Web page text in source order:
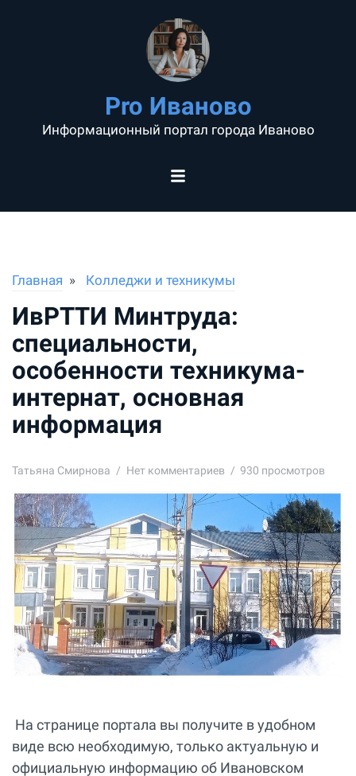
Pro Иваново
Информационный портал города Иваново
Главная Колледжи и техникумы
ИвРТТИ Минтруда:
специальности,
особенности техникума-
интернат, основная
информация
Татьяна Смирнова Нет комментариев 930 просмотров
На странице портала вы получите в удобном
виде всю необходимую, только актуальную и
официальную информацию об Ивановском